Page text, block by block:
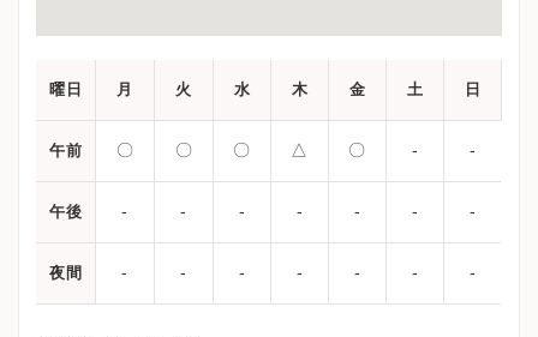
曜日 月 火 水 木 金 土 日
午前 〇 〇 〇 △ 〇 - -
午後 - - - - - - -
夜間 - - - - - - -